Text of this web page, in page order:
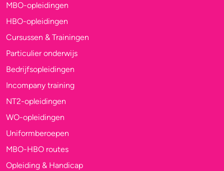
MBO-opleidingen
HBO-opleidingen
Cursussen & Trainingen
Particulier onderwijs
Bedrijfsopleidingen
Incompany training
NT2-opleidingen
WO-opleidingen
Uniformberoepen
MBO-HBO routes
Opleiding & Handicap